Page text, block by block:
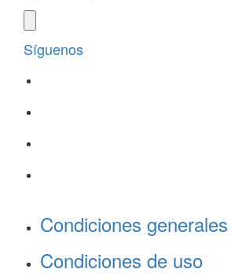
Síguenos
Condiciones generales
Condiciones de uso